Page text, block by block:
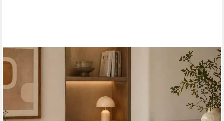
ACTONA GROUP
Barhocker Eleanor gepolstert - drehbar & höhenverstellbar,
moderne (1 St), Bequemer Barstuhl mit Fußstütze und
ab 117,56 €
lieferbar Anfang November